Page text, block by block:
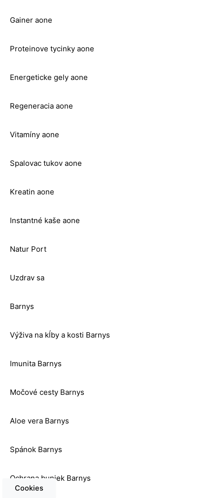
Gainer aone
Proteinove tycinky aone
Energeticke gely aone
Regeneracia aone
Vitamíny aone
Spalovac tukov aone
Kreatin aone
Instantné kaše aone
Natur Port
Uzdrav sa
Barnys
Výživa na kĺby a kosti Barnys
Imunita Barnys
Močové cesty Barnys
Aloe vera Barnys
Spánok Barnys
Ochrana buniek Barnys
Cookies